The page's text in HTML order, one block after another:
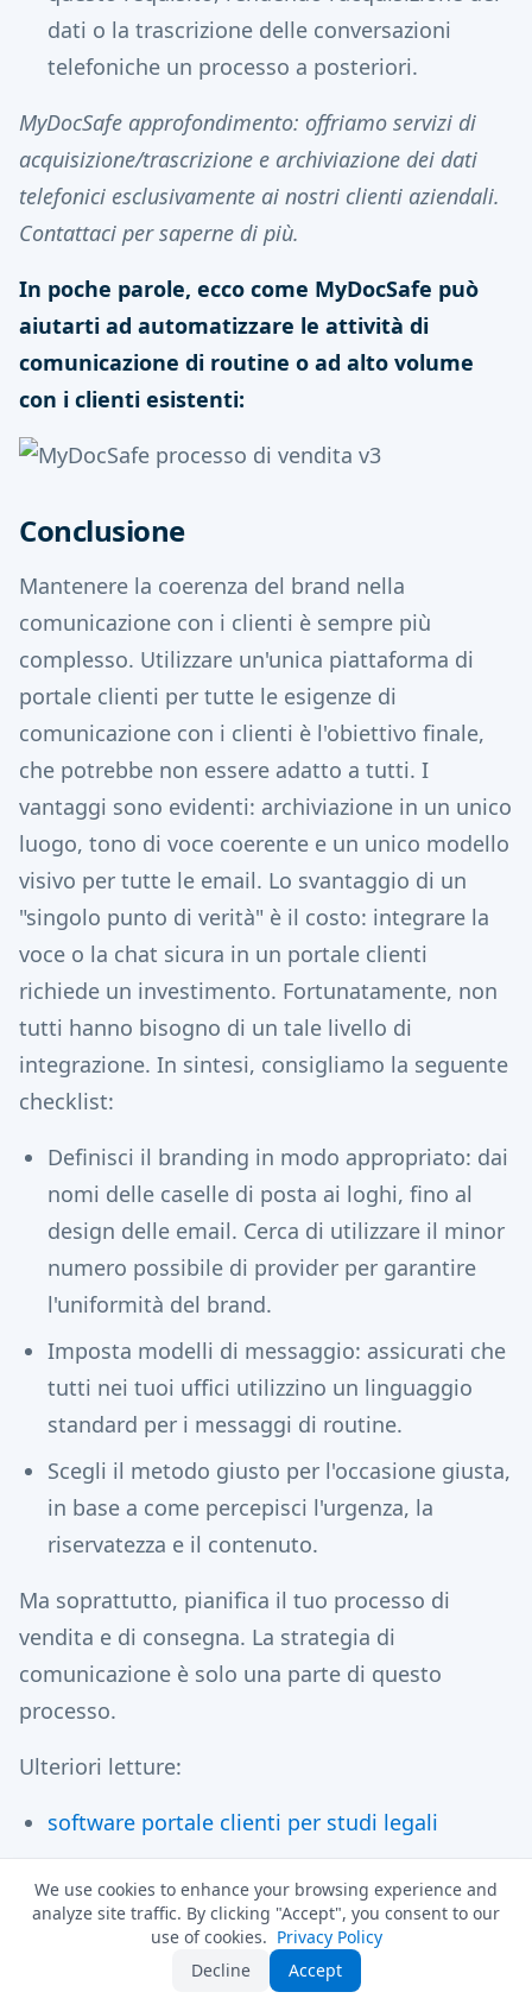
dati o la trascrizione delle conversazioni
telefoniche un processo a posteriori.
MyDocSafe approfondimento: offriamo servizi di
acquisizione/trascrizione e archiviazione dei dati
telefonici esclusivamente ai nostri clienti aziendali.
Contattaci per saperne di più.
In poche parole, ecco come MyDocSafe può
aiutarti ad automatizzare le attività di
comunicazione di routine o ad alto volume
con i clienti esistenti:
Conclusione
Mantenere la coerenza del brand nella
comunicazione con i clienti è sempre più
complesso. Utilizzare un'unica piattaforma di
portale clienti per tutte le esigenze di
comunicazione con i clienti è l'obiettivo finale,
che potrebbe non essere adatto a tutti. I
vantaggi sono evidenti: archiviazione in un unico
luogo, tono di voce coerente e un unico modello
visivo per tutte le email. Lo svantaggio di un
"singolo punto di verità" è il costo: integrare la
voce o la chat sicura in un portale clienti
richiede un investimento. Fortunatamente, non
tutti hanno bisogno di un tale livello di
integrazione. In sintesi, consigliamo la seguente
checklist:
Definisci il branding in modo appropriato: dai
nomi delle caselle di posta ai loghi, fino al
design delle email. Cerca di utilizzare il minor
numero possibile di provider per garantire
l'uniformità del brand.
Imposta modelli di messaggio: assicurati che
tutti nei tuoi uffici utilizzino un linguaggio
standard per i messaggi di routine.
Scegli il metodo giusto per l'occasione giusta,
in base a come percepisci l'urgenza, la
riservatezza e il contenuto.
Ma soprattutto, pianifica il tuo processo di
vendita e di consegna. La strategia di
comunicazione è solo una parte di questo
processo.
Ulteriori letture:
software portale clienti per studi legali
software per portale clienti fiscali
software di gestione progetti con portale
uno smartvault per i gestori patrimoniali
We use cookies to enhance your browsing experience and
analyze site traffic. By clicking "Accept", you consent to our
use of cookies. Privacy Policy
Decline
Accept